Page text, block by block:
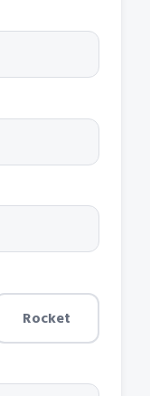
Rocket